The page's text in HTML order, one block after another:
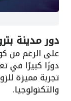
دور مدينة
على الرغم من
دورًا كبيرًا في
تجربة مميزة
والتكنولوجيا.